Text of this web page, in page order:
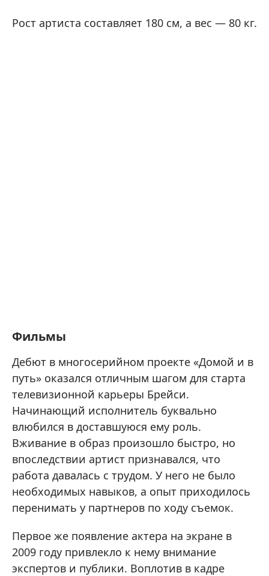
Рост артиста составляет 180 см, а вес — 80 кг.
Фильмы
Дебют в многосерийном проекте «Домой и в
путь» оказался отличным шагом для старта
телевизионной карьеры Брейси.
Начинающий исполнитель буквально
влюбился в доставшуюся ему роль.
Вживание в образ произошло быстро, но
впоследствии артист признавался, что
работа давалась с трудом. У него не было
необходимых навыков, а опыт приходилось
перенимать у партнеров по ходу съемок.
Первое же появление актера на экране в
2009 году привлекло к нему внимание
экспертов и публики. Воплотив в кадре